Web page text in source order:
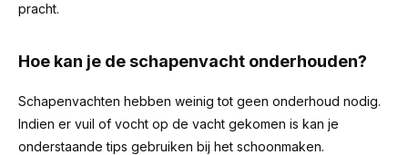
pracht.
Hoe kan je de schapenvacht onderhouden?
Schapenvachten hebben weinig tot geen onderhoud nodig.
Indien er vuil of vocht op de vacht gekomen is kan je
onderstaande tips gebruiken bij het schoonmaken.